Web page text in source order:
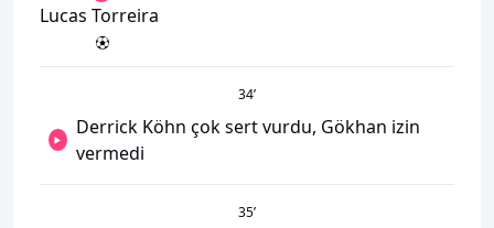
Lucas Torreira
34’
Derrick Köhn çok sert vurdu, Gökhan izin
vermedi
35’